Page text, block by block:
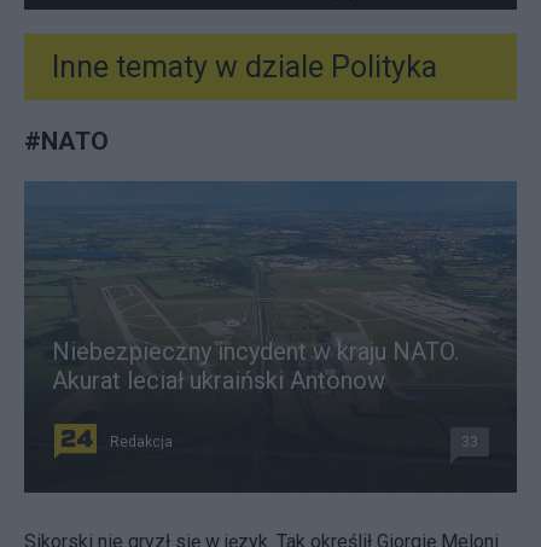
Inne tematy w dziale Polityka
#NATO
Niebezpieczny incydent w kraju NATO.
Akurat leciał ukraiński Antonow
Redakcja 33
Sikorski nie gryzł się w język. Tak określił Giorgię Meloni